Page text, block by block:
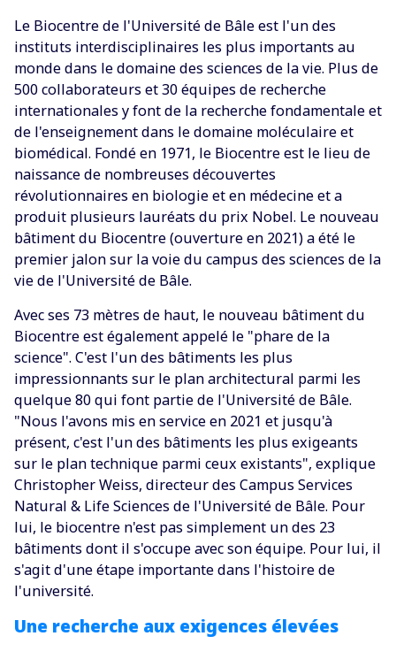
Le Biocentre de l'Université de Bâle est l'un des
instituts interdisciplinaires les plus importants au
monde dans le domaine des sciences de la vie. Plus de
500 collaborateurs et 30 équipes de recherche
internationales y font de la recherche fondamentale et
de l'enseignement dans le domaine moléculaire et
biomédical. Fondé en 1971, le Biocentre est le lieu de
naissance de nombreuses découvertes
révolutionnaires en biologie et en médecine et a
produit plusieurs lauréats du prix Nobel. Le nouveau
bâtiment du Biocentre (ouverture en 2021) a été le
premier jalon sur la voie du campus des sciences de la
vie de l'Université de Bâle.
Avec ses 73 mètres de haut, le nouveau bâtiment du
Biocentre est également appelé le "phare de la
science". C'est l'un des bâtiments les plus
impressionnants sur le plan architectural parmi les
quelque 80 qui font partie de l'Université de Bâle.
"Nous l'avons mis en service en 2021 et jusqu'à
présent, c'est l'un des bâtiments les plus exigeants
sur le plan technique parmi ceux existants", explique
Christopher Weiss, directeur des Campus Services
Natural & Life Sciences de l'Université de Bâle. Pour
lui, le biocentre n'est pas simplement un des 23
bâtiments dont il s'occupe avec son équipe. Pour lui, il
s'agit d'une étape importante dans l'histoire de
l'université.
Une recherche aux exigences élevées